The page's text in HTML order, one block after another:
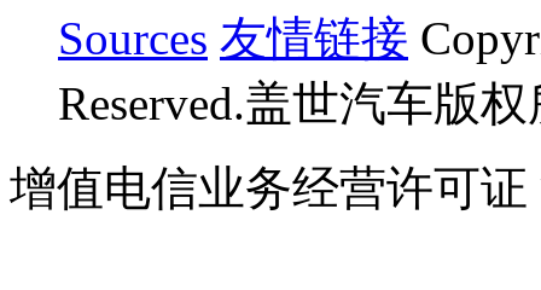
Sources 友情链接
Reserved.盖世汽车版
增值电信业务经营许可证